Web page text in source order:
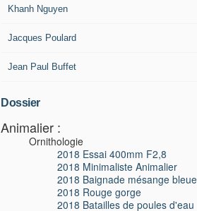
Khanh Nguyen
Jacques Poulard
Jean Paul Buffet
Dossier
Animalier :
Ornithologie
2018 Essai 400mm F2,8
2018 Minimaliste Animalier
2018 Baignade mésange bleue
2018 Rouge gorge
2018 Batailles de poules d'eau